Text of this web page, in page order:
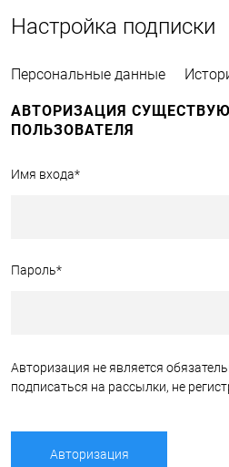
Настройка подписки
Персональные данные
АВТОРИЗАЦИЯ
ПОЛЬЗОВАТЕЛЯ
Имя входа*
Пароль*
Авторизация не является
подписаться на рассылки, не